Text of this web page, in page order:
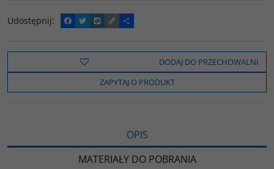
Udostępnij:
F
a
e
o
k
T
w
t
t
e
W
y
o
C
o
y
i
n
k
P
o
z
e
l
s
DODAJ DO PRZECHOWALNI
ZAPYTAJ O PRODUKT
OPIS
MATERIAŁY DO POBRANIA